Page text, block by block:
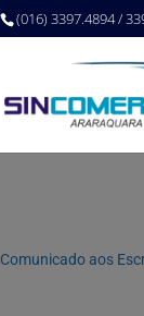
(016) 3397.4894 /
Comunicado aos